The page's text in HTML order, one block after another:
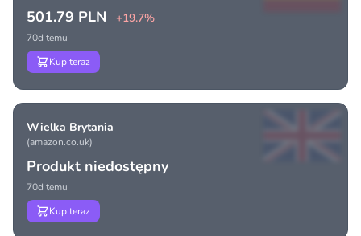
501.79 PLN +19.7%
70d temu
Kup teraz
Wielka Brytania
(amazon.co.uk)
Produkt niedostępny
70d temu
Kup teraz